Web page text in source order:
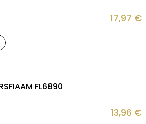
17,97 €
FL6890
13,96 €